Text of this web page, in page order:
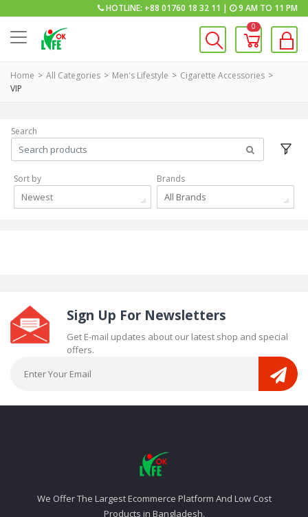
HOTLINE: +88 01760 18 32 11 | 9 AM TO 11 PM
0
Home All Categories Men's Lifestyle
Cigarette Accessories
VIP
Search
Sort by
Newest
Brands
All Brands
Sign Up For Newsletters
Get E-mail updates about our latest shop and special
offers.
We Offer The Largest Ecommerce Platform And Low Cost
Products in Bangladesh.